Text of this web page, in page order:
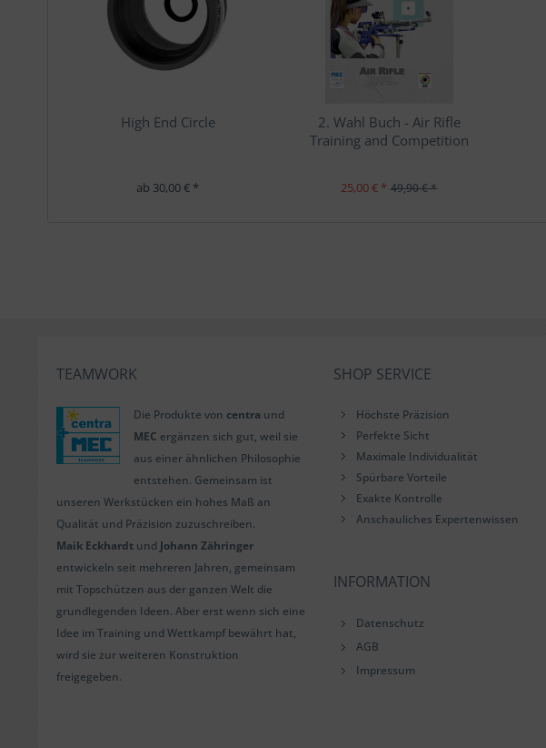
High End Circle
ab 30,00 € *
2. Wahl Buch - Air Rifle
Training and Competition
25,00 € * 49,90 € *
TEAMWORK
Die Produkte von centra und
MEC ergänzen sich gut, weil sie
aus einer ähnlichen Philosophie
entstehen. Gemeinsam ist
unseren Werkstücken ein hohes Maß an
Qualität und Präzision zuzuschreiben.
Maik Eckhardt und Johann Zähringer
entwickeln seit mehreren Jahren, gemeinsam
mit Topschützen aus der ganzen Welt die
grundlegenden Ideen. Aber erst wenn sich eine
Idee im Training und Wettkampf bewährt hat,
wird sie zur weiteren Konstruktion
freigegeben.
SHOP SERVICE
Höchste Präzision
Perfekte Sicht
Maximale Individualität
Spürbare Vorteile
Exakte Kontrolle
Anschauliches Expertenwissen
INFORMATION
Datenschutz
AGB
Impressum